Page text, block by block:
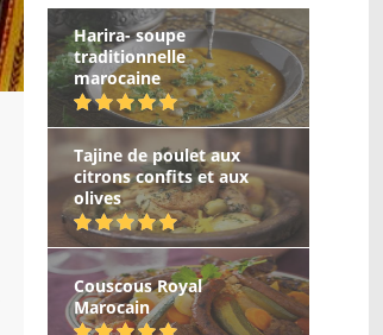
Harira- soupe
traditionnelle
marocaine
Tajine de poulet aux
citrons confits et aux
olives
Couscous Royal
Marocain